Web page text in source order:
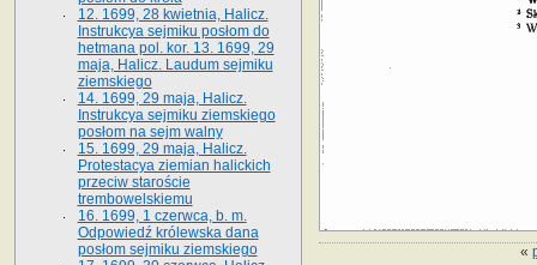
«
12. 1699, 28 kwietnia, Halicz.
Instrukcya sejmiku posłom do
hetmana pol. kor. 13. 1699, 29
maja, Halicz. Laudum sejmiku
ziemskiego
14. 1699, 29 maja, Halicz.
Instrukcya sejmiku ziemskiego
posłom na sejm walny
15. 1699, 29 maja, Halicz.
Protestacya ziemian halickich
przeciw staroście
trembowelskiemu
16. 1699, 1 czerwca, b. m.
Odpowiedź królewska dana
posłom sejmiku ziemskiego